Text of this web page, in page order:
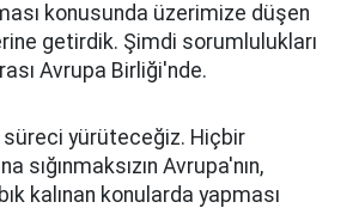
konusunda üzerimize düşen
getirdik. Şimdi sorumlulukları
Avrupa Birliği'nde.
yürüteceğiz. Hiçbir
sığınmaksızın Avrupa'nın,
kalınan konularda yapması